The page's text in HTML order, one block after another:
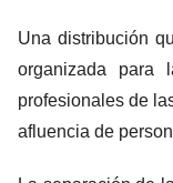
Una distribución
organizada para
profesionales de
afluencia de